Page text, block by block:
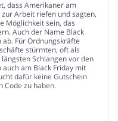
dass Amerikaner am
Arbeit riefen und sagten,
Möglichkeit sein, das
Auch der Name Black
Für Ordnungskräfte
stürmten, oft als
Schlangen vor den
am Black Friday mit
dafür keine Gutschein
Code zu haben.